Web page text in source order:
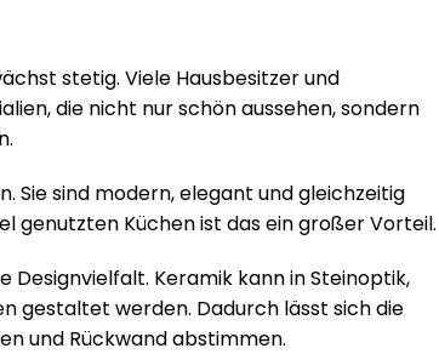
stetig. Viele Hausbesitzer und
die nicht nur schön aussehen, sondern
sind modern, elegant und gleichzeitig
genutzten Küchen ist das ein großer Vorteil.
Designvielfalt. Keramik kann in Steinoptik,
gestaltet werden. Dadurch lässt sich die
und Rückwand abstimmen.